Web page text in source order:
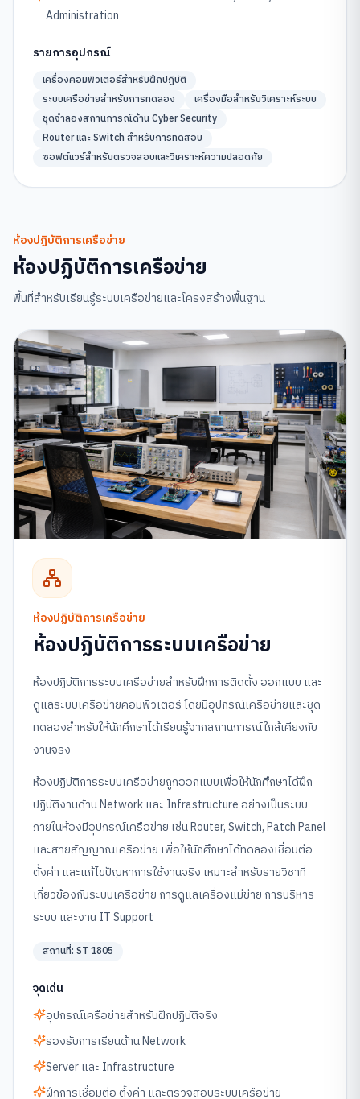
Administration
รายการอุปกรณ์
เครื่องคอมพิวเตอร์สำหรับฝึกปฏิบัติ
ระบบเครือข่ายสำหรับการทดลอง
เครื่องมือสำหรับวิเคราะห์ระบบ
ชุดจำลองสถานการณ์ด้าน Cyber Security
Router และ Switch สำหรับการทดสอบ
ซอฟต์แวร์สำหรับตรวจสอบและวิเคราะห์ความปลอดภัย
ห้องปฏิบัติการเครือข่าย
ห้องปฏิบัติการเครือข่าย
พื้นที่สำหรับเรียนรู้ระบบเครือข่ายและโครงสร้างพื้นฐาน
ห้องปฏิบัติการเครือข่าย
ห้องปฏิบัติการระบบเครือข่าย
ห้องปฏิบัติการระบบเครือข่ายสำหรับฝึกการติดตั้ง ออกแบบ และ
ดูแลระบบเครือข่ายคอมพิวเตอร์ โดยมีอุปกรณ์เครือข่ายและชุด
ทดลองสำหรับให้นักศึกษาได้เรียนรู้จากสถานการณ์ใกล้เคียงกับ
งานจริง
ห้องปฏิบัติการระบบเครือข่ายถูกออกแบบเพื่อให้นักศึกษาได้ฝึก
ปฏิบัติงานด้าน Network และ Infrastructure อย่างเป็นระบบ
ภายในห้องมีอุปกรณ์เครือข่าย เช่น Router, Switch, Patch Panel
และสายสัญญาณเครือข่าย เพื่อให้นักศึกษาได้ทดลองเชื่อมต่อ
ตั้งค่า และแก้ไขปัญหาการใช้งานจริง เหมาะสำหรับรายวิชาที่
เกี่ยวข้องกับระบบเครือข่าย การดูแลเครื่องแม่ข่าย การบริหาร
ระบบ และงาน IT Support
สถานที่: ST 1805
จุดเด่น
อุปกรณ์เครือข่ายสำหรับฝึกปฏิบัติจริง
รองรับการเรียนด้าน Network
Server และ Infrastructure
ฝึกการเชื่อมต่อ ตั้งค่า และตรวจสอบระบบเครือข่าย